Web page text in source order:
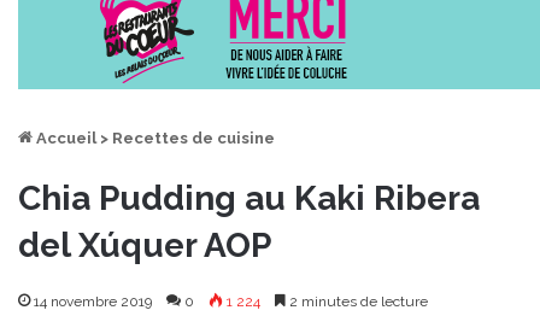
Accueil > Recettes de cuisine
Chia Pudding au Kaki Ribera
del Xúquer AOP
14 novembre 2019 0 1 224 2 minutes de lecture